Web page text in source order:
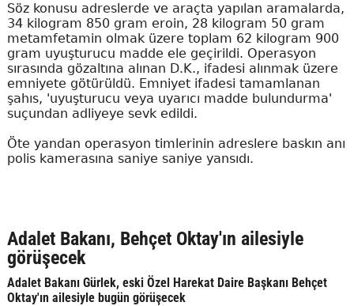
Söz konusu adreslerde ve araçta yapılan aramalarda,
34 kilogram 850 gram eroin, 28 kilogram 50 gram
metamfetamin olmak üzere toplam 62 kilogram 900
gram uyuşturucu madde ele geçirildi. Operasyon
sırasında gözaltına alınan D.K., ifadesi alınmak üzere
emniyete götürüldü. Emniyet ifadesi tamamlanan
şahıs, 'uyuşturucu veya uyarıcı madde bulundurma'
suçundan adliyeye sevk edildi.
Öte yandan operasyon timlerinin adreslere baskın anı
polis kamerasına saniye saniye yansıdı.
Adalet Bakanı, Behçet Oktay'ın ailesiyle
görüşecek
Adalet Bakanı Gürlek, eski Özel Harekat Daire Başkanı Behçet
Oktay'ın ailesiyle bugün görüşecek